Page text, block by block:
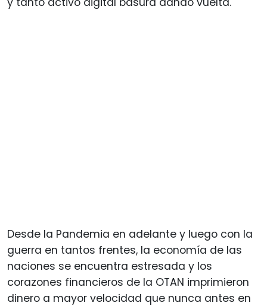
Desde la Pandemia en adelante y luego con la
guerra en tantos frentes, la economía de las
naciones se encuentra estresada y los
corazones financieros de la OTAN imprimieron
dinero a mayor velocidad que nunca antes en